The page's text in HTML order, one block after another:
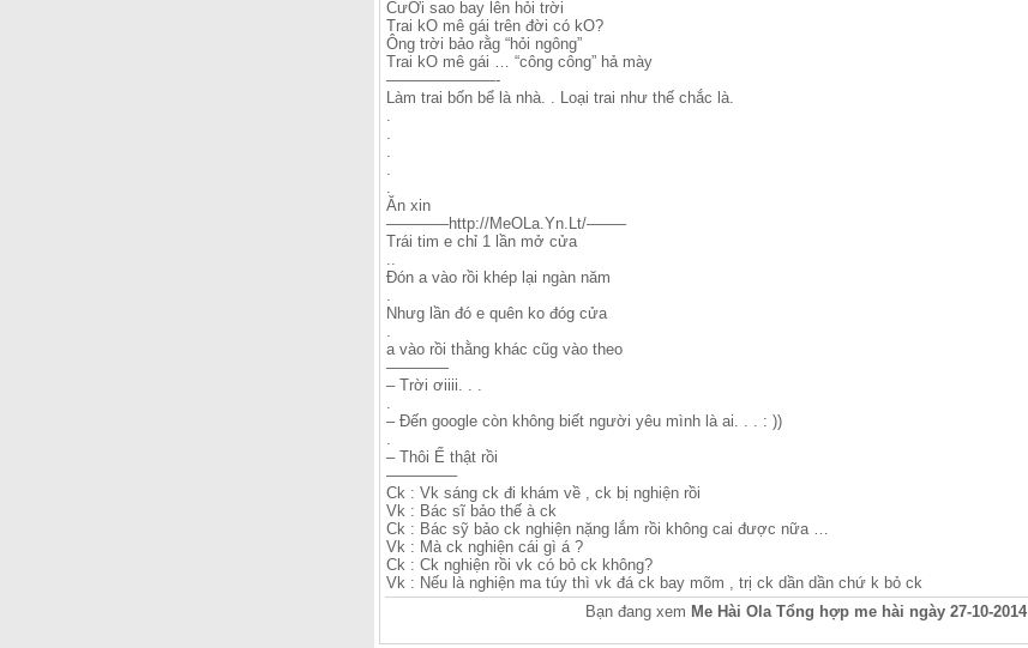
CưỠi sao bay lên hỏi trời
Trai kO mê gái trên đời có kO?
Ông trời bảo rằg “hỏi ngông”
Trai kO mê gái … “công công” hả mày
———————-
Làm trai bốn bể là nhà. . Loại trai như thế chắc là.
.
.
.
.
.
Ăn xin
————http://MeOLa.Yn.Lt/——–
Trái tim e chỉ 1 lần mở cửa
..
Đón a vào rồi khép lại ngàn năm
.
Nhưg lần đó e quên ko đóg cửa
.
a vào rồi thằng khác cũg vào theo
————
– Trời ơiiii. . .
.
– Đến google còn không biết người yêu mình là ai. . . : ))
.
– Thôi Ế thật rồi
————–
Ck : Vk sáng ck đi khám về , ck bị nghiện rồi
Vk : Bác sĩ bảo thế à ck
Ck : Bác sỹ bảo ck nghiện nặng lắm rồi không cai được nữa …
Vk : Mà ck nghiện cái gì á ?
Ck : Ck nghiện rồi vk có bỏ ck không?
Vk : Nếu là nghiện ma túy thì vk đá ck bay mõm , trị ck dần dần chứ k bỏ ck
Bạn đang xem Me Hài Ola Tổng hợp me hài ngày 27-10-2014